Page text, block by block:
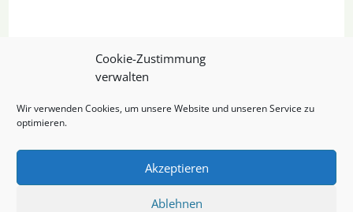
Cookie-Zustimmung
verwalten
Wir verwenden Cookies, um unsere Website und unseren Service zu
optimieren.
Akzeptieren
Ablehnen